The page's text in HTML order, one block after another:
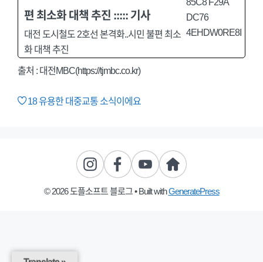
편 최소화 대책 추진 ::::: 기사
대전 도시철도 2호선 본격화..시민 불편 최소
화 대책 추진
출처 : 대전MBC(https://tjmbc.co.kr)
18유용한 대중교통 소식이에요
© 2026 도플소프트 블로그• Built withGeneratePress